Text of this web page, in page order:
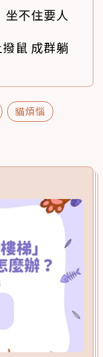
坐不住要人
鼠 成群躺
貓煩惱